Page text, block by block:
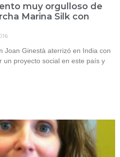
muy orgulloso de
Marina Silk con
Joan Ginestà aterrizó en India con
un proyecto social en este país y